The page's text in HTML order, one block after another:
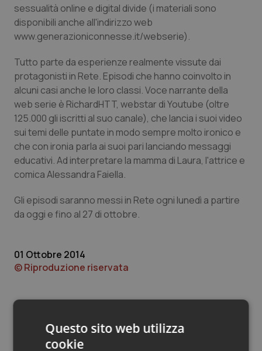
Toscana
Umbria
Valle D’Aosta
Veneto
Obesità
Oftalmologia
Oncodermatologia
Oncoematologia
Oncologia & Nutrizione
Psoriasi & pelle
Quotidiano Cardiologia
Quotidiano Oncologia
Quotidiano Pediatria
Rene & patologie urogenitali
sessualità online e digital divide (i materiali sono
disponibili anche all'indirizzo web
www.generazioniconnesse.it/webserie).
Tutto parte da esperienze realmente vissute dai
protagonisti in Rete. Episodi che hanno coinvolto in
alcuni casi anche le loro classi. Voce narrante della
web serie è RichardHTT, webstar di Youtube (oltre
125.000 gli iscritti al suo canale), che lancia i suoi video
sui temi delle puntate in modo sempre molto ironico e
che con ironia parla ai suoi pari lanciando messaggi
educativi. Ad interpretare la mamma di Laura, l'attrice e
comica Alessandra Faiella.
Gli episodi saranno messi in Rete ogni lunedì a partire
da oggi e fino al 27 di ottobre.
01 Ottobre 2014
© Riproduzione riservata
Questo sito web utilizza
cookie